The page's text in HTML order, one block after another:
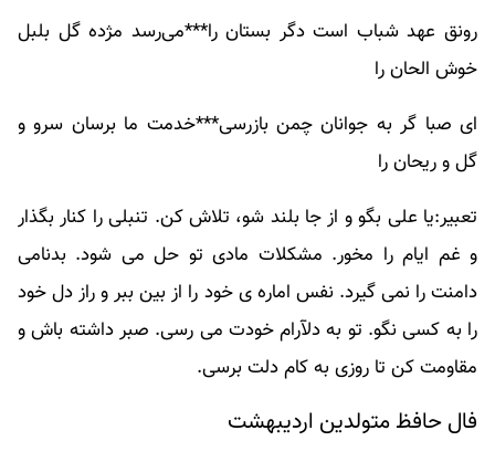
رونق عهد شباب است دگر بستان را***می‌رسد مژده گل بلبل
خوش الحان را
ای صبا گر به جوانان چمن بازرسی***خدمت ما برسان سرو و
گل و ریحان را
تعبیر:یا علی بگو و از جا بلند شو، تلاش کن. تنبلی را کنار بگذار
و غم ایام را مخور. مشکلات مادی تو حل می شود. بدنامی
دامنت را نمی گیرد. نفس اماره ی خود را از بین ببر و راز دل خود
را به کسی نگو. تو به دلآرام خودت می رسی. صبر داشته باش و
مقاومت کن تا روزی به کام دلت برسی.
فال حافظ متولدین اردیبهشت